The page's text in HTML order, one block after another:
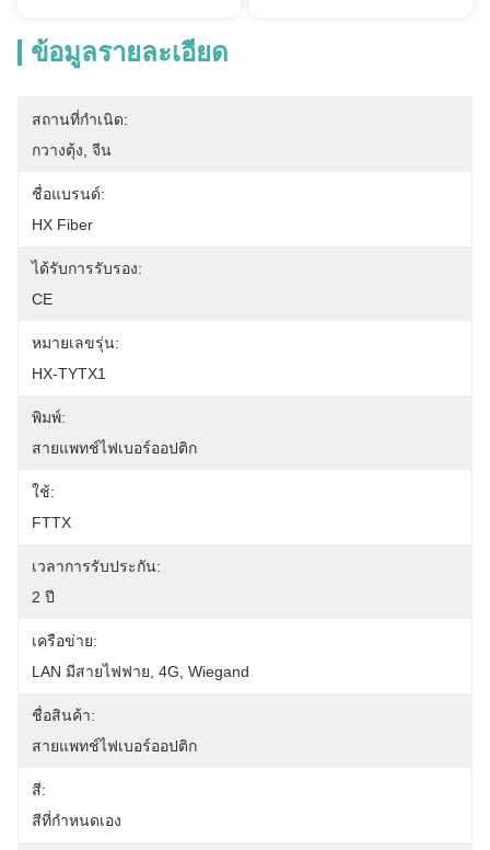
ข้อมูลรายละเอียด
สถานที่กำเนิด:
กวางตุ้ง, จีน
ชื่อแบรนด์:
HX Fiber
ได้รับการรับรอง:
CE
หมายเลขรุ่น:
HX-TYTX1
พิมพ์:
สายแพทช์ไฟเบอร์ออปติก
ใช้:
FTTX
เวลาการรับประกัน:
2 ปี
เครือข่าย:
LAN มีสายไฟฟาย, 4G, Wiegand
ชื่อสินค้า:
สายแพทช์ไฟเบอร์ออปติก
สี:
สีที่กำหนดเอง